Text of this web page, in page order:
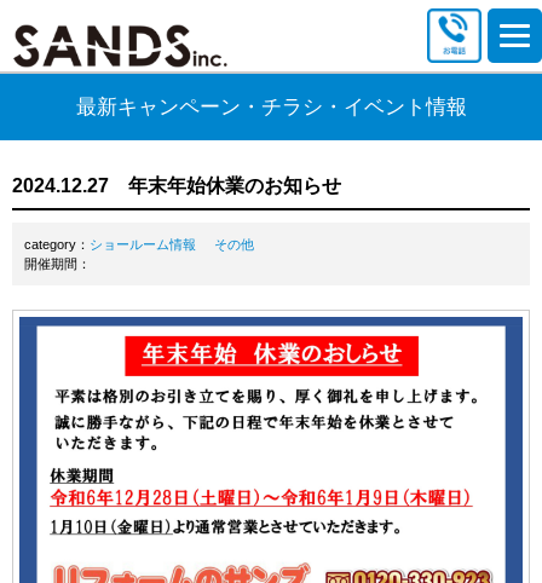
最新キャンペーン・チラシ・イベント情報
2024.12.27 年末年始休業のお知らせ
category： ショールーム情報
その他
開催期間：